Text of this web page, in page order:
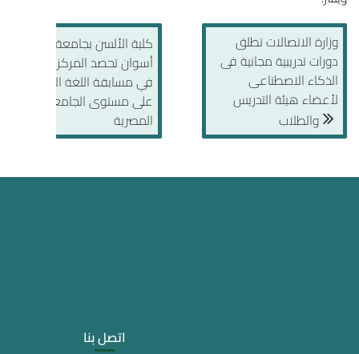
كلية الألسن بجامعة
أسوان تحصد المركز الثاني
في مسابقة اللغة الكورية
على مستوى الجامعات
المصرية
وزارة الاتصالات تطلق
دورات تدريبية مجانية فى
الذكاء الاصطناعى
لأعضاء هيئة التدريس
والطلاب
اتصل بنا